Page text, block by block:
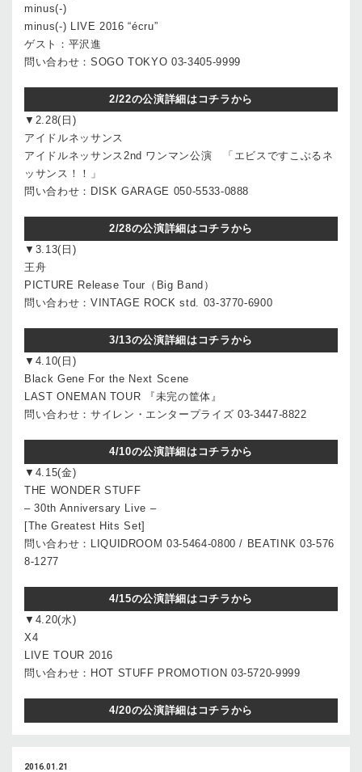
minus(-)
minus(-) LIVE 2016 “écru”
ゲスト：平沢進
問い合わせ：SOGO TOKYO 03-3405-9999
2/22の公演詳細はコチラから
▼2.28(日)
アイドルネッサンス
アイドルネッサンス2nd ワンマン公演 「エビスですこぶるネ
ッサンス！！」
問い合わせ：DISK GARAGE 050-5533-0888
2/28の公演詳細はコチラから
▼3.13(日)
王舟
PICTURE Release Tour（Big Band）
問い合わせ：VINTAGE ROCK std. 03-3770-6900
3/13の公演詳細はコチラから
▼4.10(日)
Black Gene For the Next Scene
LAST ONEMAN TOUR 『未完の筐体』
問い合わせ：サイレン・エンタープライズ 03-3447-8822
4/10の公演詳細はコチラから
▼4.15(金)
THE WONDER STUFF
– 30th Anniversary Live –
[The Greatest Hits Set]
問い合わせ：LIQUIDROOM 03-5464-0800 / BEATINK 03-576
8-1277
4/15の公演詳細はコチラから
▼4.20(水)
X4
LIVE TOUR 2016
問い合わせ：HOT STUFF PROMOTION 03-5720-9999
4/20の公演詳細はコチラから
2016.01.21